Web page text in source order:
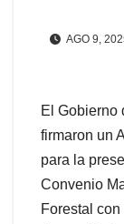
AGO 9,
El Gobierno
firmaron un
para la
Convenio
Forestal